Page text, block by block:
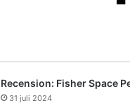
Recension: Fisher Space
31 juli 2024